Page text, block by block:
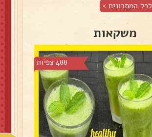
לכל המתכונים >
משקאות
488 צפיות